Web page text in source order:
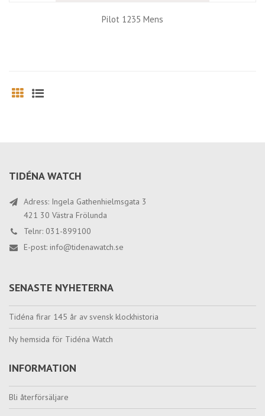
Pilot 1235 Mens
TIDÉNA WATCH
Adress: Ingela Gathenhielmsgata 3
421 30 Västra Frölunda
Telnr: 031-899100
E-post: info@tidenawatch.se
SENASTE NYHETERNA
Tidéna firar 145 år av svensk klockhistoria
Ny hemsida för Tidéna Watch
INFORMATION
Bli återförsäljare